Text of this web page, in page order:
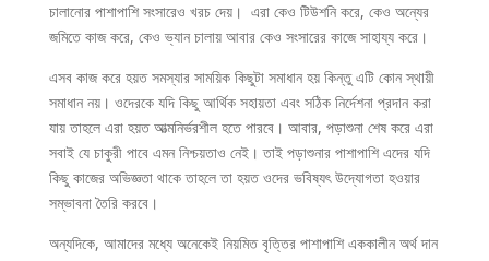
চালানোর পাশাপাশি সংসারেও খরচ দেয়। এরা কেও টিউশনি করে, কেও অন্যের
জমিতে কাজ করে, কেও ভ্যান চালায় আবার কেও সংসারের কাজে সাহায্য করে।
এসব কাজ করে হয়ত সমস্যার সাময়িক কিছুটা সমাধান হয় কিন্তু এটি কোন স্থায়ী
সমাধান নয়। ওদেরকে যদি কিছু আর্থিক সহায়তা এবং সঠিক নির্দেশনা প্রদান করা
যায় তাহলে এরা হয়ত আত্মনির্ভরশীল হতে পারবে। আবার, পড়াশুনা শেষ করে এরা
সবাই যে চাকুরী পাবে এমন নিশ্চয়তাও নেই। তাই পড়াশুনার পাশাপাশি এদের যদি
কিছু কাজের অভিজ্ঞতা থাকে তাহলে তা হয়ত ওদের ভবিষ্যৎ উদ্যোগতা হওয়ার
সম্ভাবনা তৈরি করবে।
অন্যদিকে, আমাদের মধ্যে অনেকেই নিয়মিত বৃত্তির পাশাপাশি এককালীন অর্থ দান